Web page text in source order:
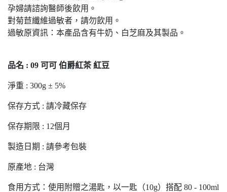
孕婦請諮詢醫師後飲用。
對菊苣纖維過敏者，請勿飲用。
過敏原資訊：本產品含有牛奶、白芝麻及其製品。
品名 : 09 可可 伯爵紅茶 紅豆
淨重 : 300g ± 5%
保存方式 : 請冷藏保存
保存期限 : 12個月
製造日期 : 請參考包裝
原產地 : 台灣
食用方式：使用附贈之湯匙，以一匙（10g）搭配 80 - 100ml